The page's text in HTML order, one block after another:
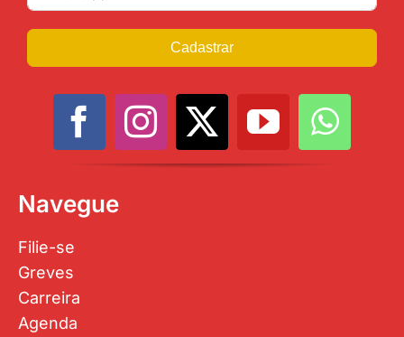
Cadastrar
Navegue
Filie-se
Greves
Carreira
Agenda